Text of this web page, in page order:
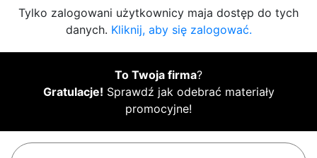
Tylko zalogowani użytkownicy maja dostęp do tych
danych. Kliknij, aby się zalogować.
To Twoja firma?
Gratulacje! Sprawdź jak odebrać materiały
promocyjne!